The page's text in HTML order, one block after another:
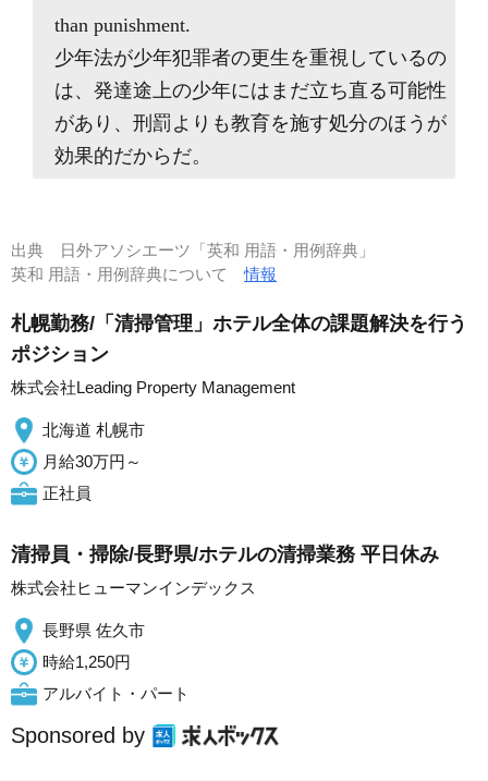
than punishment.
少年法が少年犯罪者の更生を重視しているの
は、発達途上の少年にはまだ立ち直る可能性
があり、刑罰よりも教育を施す処分のほうが
効果的だからだ。
出典
日外アソシエーツ「英和 用語・用例辞典」
英和 用語・用例辞典について情報
札幌勤務/「清掃管理」ホテル全体の課題解決を行う
ポジション
株式会社Leading Property Management
北海道 札幌市
月給30万円～
正社員
清掃員・掃除/長野県/ホテルの清掃業務 平日休み
株式会社ヒューマンインデックス
長野県 佐久市
時給1,250円
アルバイト・パート
Sponsored by